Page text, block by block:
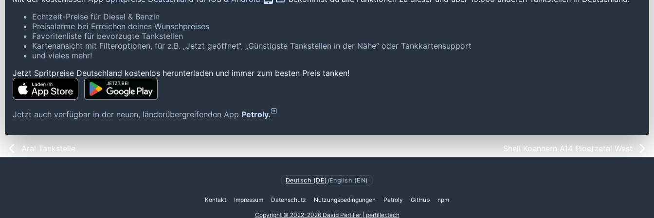
Echtzeit-Preise für Diesel & Benzin
Preisalarme bei Erreichen deines Wunschpreises
Favoritenliste für bevorzugte Tankstellen
Kartenansicht mit Filteroptionen, für z.B. „Jetzt geöffnet“, „Günstigste Tankstellen in der Nähe“ oder Tankkartensupport
und vieles mehr!
Jetzt Spritpreise Deutschland kostenlos herunterladen und immer zum besten Preis tanken!
Jetzt auch verfügbar in der neuen, länderübergreifenden App Petroly.
Aral Tankstelle Shell Koennern A14 Ploetzetal West
Deutsch (DE) /English (EN)
Kontakt Impressum Datenschutz Nutzungsbedingungen Petroly GitHub npm
Copyright © 2022-2026 David Pertiller | pertiller.tech